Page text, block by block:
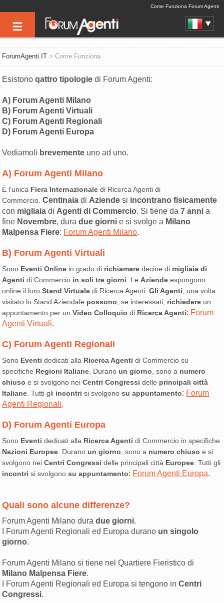
Come Funziona Forum Agenti
ForumAgenti.IT > Come Funziona
Esistonoqattro tipologie di Forum Agenti:
A) Forum Agenti Milano
B) Forum Agenti Virtuali
C) Forum Agenti Regionali
D) Forum Agenti Europa
Vediamoli brevemente uno ad uno.
A) Forum Agenti Milano
È l'unica Fiera Internazionale di Ricerca Agenti di
Commercio.Centinaia di Aziende si incontrano fisicamente
con migliaia di Agenti di Commercio. Si tiene da7 anni a
fine Novembre, duradue giorni e si svolge a Milano
Malpensa Fiere: Forum Agenti Milano.
B) Forum Agenti Virtuali
Sono Eventi Online in grado di richiamare decine di migliaia di
Agenti di Commercio in soli tre giorni . LeAziende espongono
online il loroStand Virtuale di Ricerca Agenti.Gli Agenti , una volta
visitato lo Stand Aziendale possono , se interessati, richiedere un
appuntamento per unVideo Colloquio di Ricerca Agenti: Forum
Agenti Virtuali.
C) Forum Agenti Regionali
Sono Eventidedicati alla Ricerca Agenti di Commercio su
specifiche Regioni Italiane . Durano un giorno , sono a numero
chiuso e si svolgono neiCentri Congressi delle principali città
Italiane . Tutti gli incontri si svolgonosu appuntamento: Forum
Agenti Regionali.
D) Forum Agenti Europa
Sono Eventidedicati alla Ricerca Agenti di Commercio in specifiche
Nazioni Europee Durano un giorno , sono a numero chiusoe si
svolgono neiCentri Congressidelle principali città Europee .Tutti gli
incontrisi svolgonosu appuntamento: Forum Agenti Europa.
Quali sono alcune differenze?
Forum Agenti Milano duradue giorni.
I Forum Agenti Regionali ed Europa durano un singolo
giorno.
Forum Agenti Milano si tiene nel Quartiere Fieristico di
Milano Malpensa Fiere.
I Forum Agenti Regionali ed Europa si tengono inCentri
Congressi.